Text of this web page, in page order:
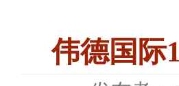
伟德国际